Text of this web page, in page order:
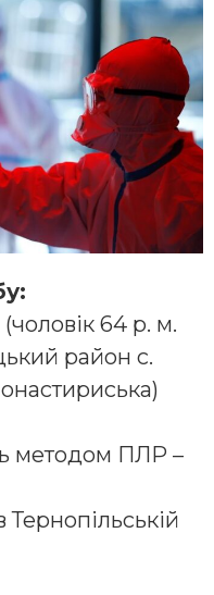
64 р. м.
район с.
методом ПЛР –
Тернопільській